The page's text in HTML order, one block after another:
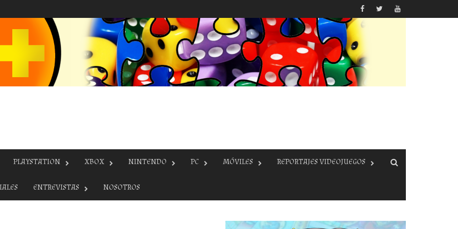
PLAYSTATION XBOX NINTENDO PC MÓVILES REPORTAJES VIDEOJUEGOS
ENTREVISTAS NOSOTROS